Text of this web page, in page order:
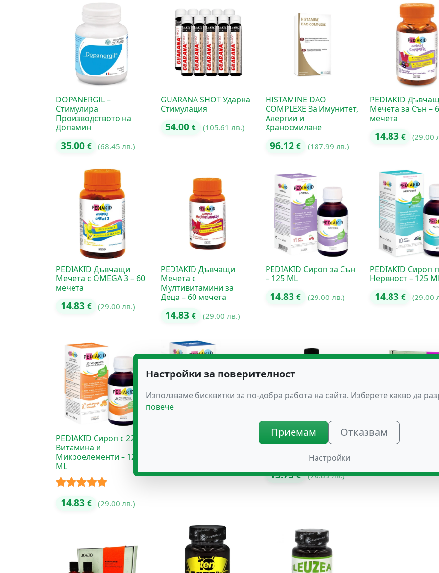
DOPANERGIL –
Стимулира
Производството на
Допамин
35.00 € (68.45 лв.)
GUARANA SHOT Ударна
Стимулация
54.00€ (105.61 лв.)
HISTAMINE DAO
COMPLEXE За Имунитет,
Алергии и
Храносмилане
96.12€ (187.99 лв.)
PEDIAKID
Мечета за Сън –
мечета
14.83 € (29.00
PEDIAKID Дъвчащи
Мечета с OMEGA 3 – 60
мечета
14.83 € (29.00 лв.)
PEDIAKID Дъвчащи
Мечета с
Мултивитамини за
Деца – 60 мечета
14.83€ (29.00 лв.)
PEDIAKID Сироп за Сън
– 125 ML
14.83€ (29.00 лв.)
PEDIAKID Сироп
Нервност – 125
14.83 € (29.00
PEDIAKID Сироп с 22
Витамина и
Микроелементи – 125
ML
Оценено с
14.83 € (29.00 лв.)
Капките на Доктор Бах
№ 9 ПАМЕТ И
КОНЦЕНТРАЦИЯ
13.75€ (26.89 лв.)
Комплект д-р Бах
ДЕПРЕСИЯ
Настройки за поверителност
Използваме бисквитки за по-добра работа на сайта. Изберете какво да
повече
Приемам Отказвам
Настройки